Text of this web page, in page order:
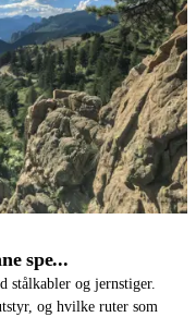
spe...
og jernstiger.
og hvilke ruter som